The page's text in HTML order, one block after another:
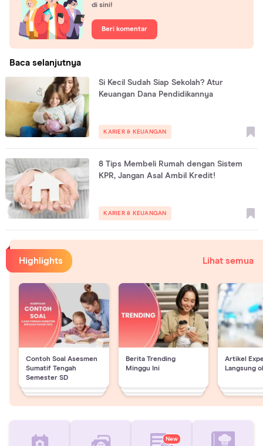
di sini!
Beri komentar
Baca selanjutnya
Si Kecil Sudah Siap Sekolah? Atur
Keuangan Dana Pendidikannya
KARIER & KEUANGAN
8 Tips Membeli Rumah dengan Sistem
KPR, Jangan Asal Ambil Kredit!
KARIER & KEUANGAN
Highlights Lihat semua
Contoh Soal Asesmen
Sumatif Tengah
Semester SD
Berita Trending
Minggu Ini
Artikel
Langsung
New